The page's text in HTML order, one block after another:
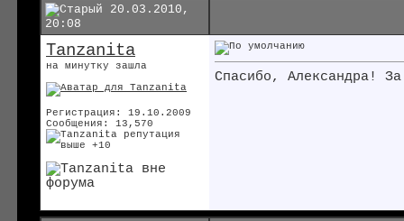
20.03.2010,
20:08
Tanzanita
на минутку зашла
Регистрация: 19.10.2009
Сообщения: 13,570
Спасибо, Александра!